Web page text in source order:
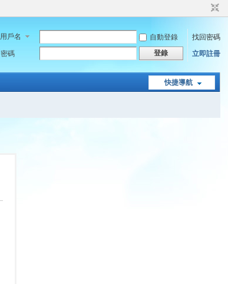
用戶名 自動登錄
找回密碼
密碼
登錄 立即註冊
快捷導航